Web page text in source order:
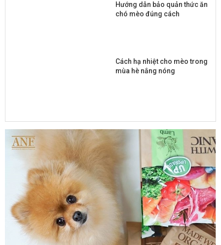
Hướng dẫn bảo quản thức ăn
chó mèo đúng cách
Cách hạ nhiệt cho mèo trong
mùa hè nắng nóng